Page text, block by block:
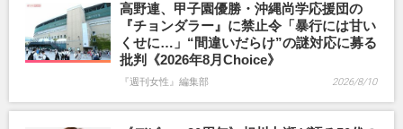
高野連、甲子園優勝・沖縄尚学応援団の
『チョンダラー』に禁止令「暴行には甘い
くせに…」“間違いだらけ”の謎対応に募る
批判《2026年8月Choice》
『週刊女性』編集部 2026/8/10